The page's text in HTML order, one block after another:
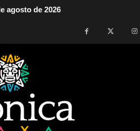
agosto de 2026